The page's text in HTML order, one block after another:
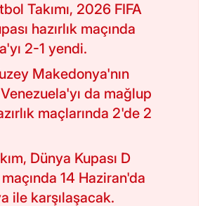
Takımı, 2026 FIFA
hazırlık maçında
2-1 yendi.
Makedonya'nın
da mağlup
maçlarında 2'de 2
Dünya Kupası D
14 Haziran'da
ile karşılaşacak.